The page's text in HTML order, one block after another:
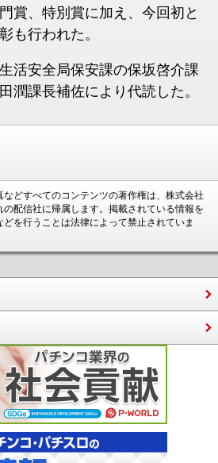
賞、特別賞に加え、今回初と
も行われた。
活安全局保安課の保坂啓介課
潤課長補佐により代読した。
どすべてのコンテンツの著作権は、株式会社
配信社に帰属します。掲載されている情報を
を行うことは法律によって禁止されていま